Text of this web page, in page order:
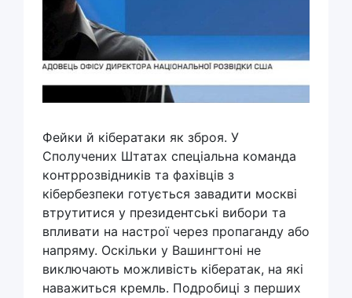
Фейки й кібератаки як зброя. У
Сполучених Штатах спеціальна команда
контррозвідників та фахівців з
кібербезпеки готується завадити москві
втрутитися у президентські вибори та
впливати на настрої через пропаганду або
напряму. Оскільки у Вашингтоні не
виключають можливість кібератак, на які
наважиться кремль. Подробиці з перших